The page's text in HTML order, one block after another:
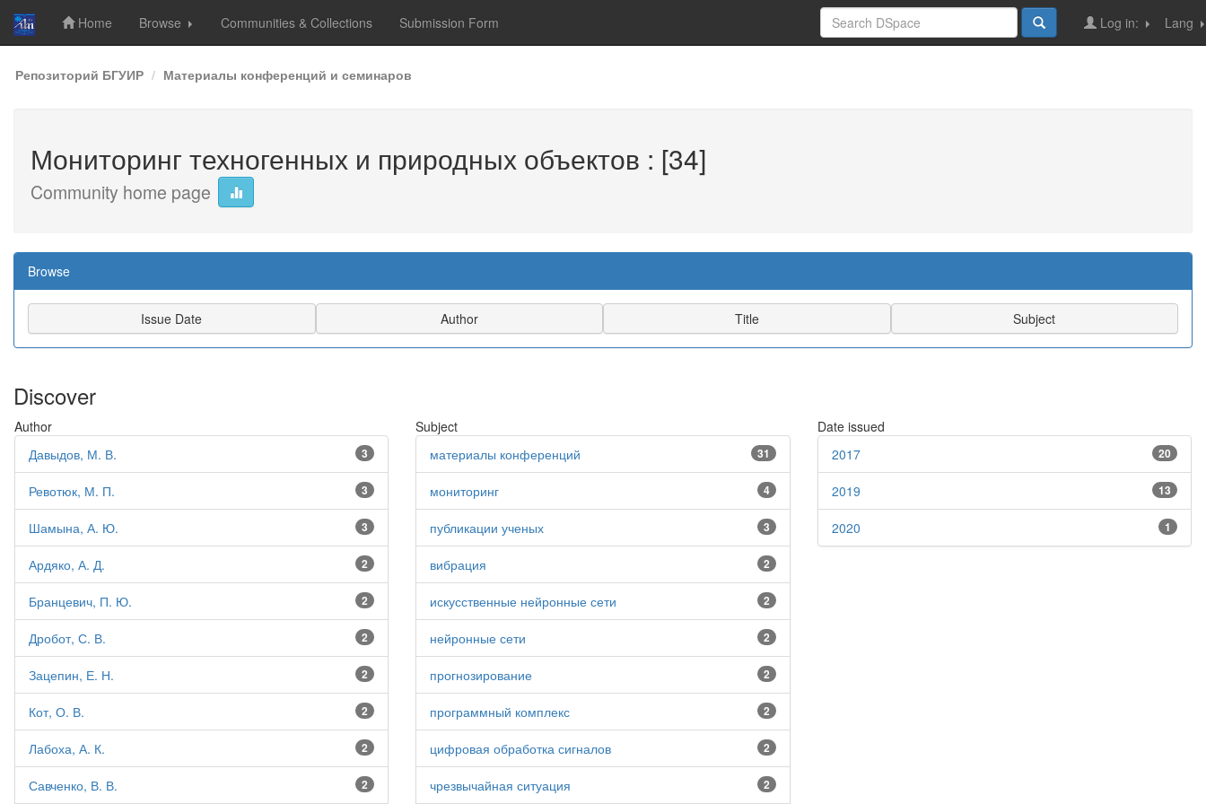
Skip
navigation
Home Browse Communities & Collections Submission Form Lang
Log in:
Репозиторий БГУИР Материалы конференций и семинаров
Мониторинг техногенных и природных объектов : [34]
Community home page
Browse
Discover
Author
3
Давыдов, М. В.
3
Ревотюк, М. П.
3
Шамына, А. Ю.
2
Ардяко, А. Д.
2
Бранцевич, П. Ю.
2
Дробот, С. В.
2
Зацепин, Е. Н.
2
Кот, О. В.
2
Лабоха, А. К.
2
Савченко, В. В.
Subject
31
материалы конференций
4
мониторинг
3
публикации ученых
2
вибрация
2
искусственные нейронные сети
2
нейронные сети
2
прогнозирование
2
программный комплекс
2
цифровая обработка сигналов
2
чрезвычайная ситуация
Date issued
20
2017
13
2019
1
2020